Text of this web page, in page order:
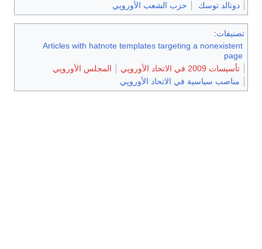
دونالد توسك
حزب الشعب الأوروپي
تصنيفات:
Articles with hatnote templates targeting a nonexistent
page
تأسيسات 2009 في الاتحاد الأوروپي
المجلس الأوروپي
مناصب سياسية في الاتحاد الأوروپي